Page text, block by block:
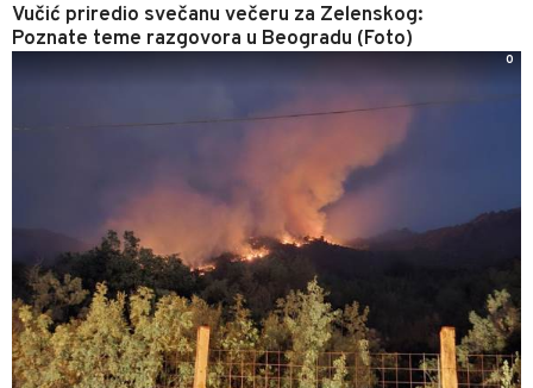
Vučić priredio svečanu večeru za Zelenskog:
Poznate teme razgovora u Beogradu (Foto)
0